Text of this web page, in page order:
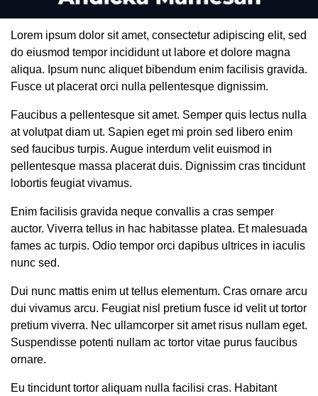
Lorem ipsum dolor sit amet, consectetur adipiscing elit, sed
do eiusmod tempor incididunt ut labore et dolore magna
aliqua. Ipsum nunc aliquet bibendum enim facilisis gravida.
Fusce ut placerat orci nulla pellentesque dignissim.
Faucibus a pellentesque sit amet. Semper quis lectus nulla
at volutpat diam ut. Sapien eget mi proin sed libero enim
sed faucibus turpis. Augue interdum velit euismod in
pellentesque massa placerat duis. Dignissim cras tincidunt
lobortis feugiat vivamus.
Enim facilisis gravida neque convallis a cras semper
auctor. Viverra tellus in hac habitasse platea. Et malesuada
fames ac turpis. Odio tempor orci dapibus ultrices in iaculis
nunc sed.
Dui nunc mattis enim ut tellus elementum. Cras ornare arcu
dui vivamus arcu. Feugiat nisl pretium fusce id velit ut tortor
pretium viverra. Nec ullamcorper sit amet risus nullam eget.
Suspendisse potenti nullam ac tortor vitae purus faucibus
ornare.
Eu tincidunt tortor aliquam nulla facilisi cras. Habitant